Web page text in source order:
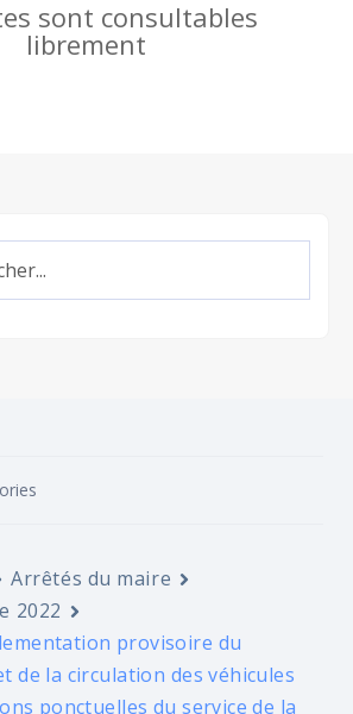
sont consultables
librement
Arrêtés du maire
2022
provisoire du
de la circulation des véhicules
ponctuelles du service de la